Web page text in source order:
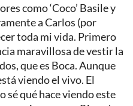
como ‘Coco’ Basile y
a Carlos (por
toda mi vida. Primero
maravillosa de vestir la
que es Boca. Aunque
viendo el vivo. El
sé qué hace viendo este